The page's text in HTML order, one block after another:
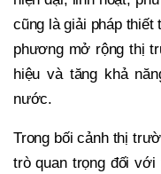
cũng là giải pháp thiết
phương mở rộng thị
hiệu và tăng khả
nước.
Trong bối cảnh thị
trò quan trọng đối